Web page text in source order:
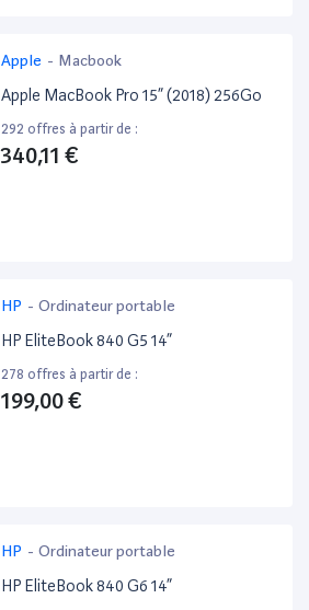
Apple - Macbook
Apple MacBook Pro 15” (2018) 256Go
292 offres à partir de :
340,11 €
HP - Ordinateur portable
HP EliteBook 840 G5 14”
278 offres à partir de :
199,00 €
HP - Ordinateur portable
HP EliteBook 840 G6 14”